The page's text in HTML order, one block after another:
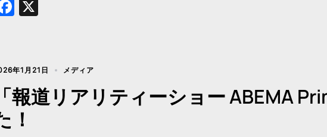
Facebook
年1月21日 メディア
「報道リアリティーショー ABEMA
！